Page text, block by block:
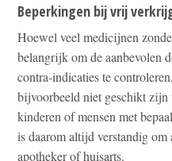
Beperkingen bij vrij
Hoewel veel medicijnen
belangrijk om de aanbevolen
contra-indicaties te
bijvoorbeeld niet geschikt
kinderen of mensen met
is daarom altijd verstandig
apotheker of huisarts.